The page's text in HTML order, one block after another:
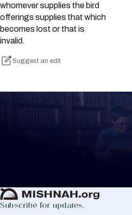
whomever supplies the bird
offerings supplies that which
becomes lost or that is
invalid.
Suggest an edit
Keep Track of your
Whether you are learning
or for your own knowledge, create
to help you keep track of your
Subscribe for updates.